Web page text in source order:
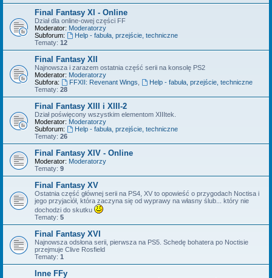
Final Fantasy XI - Online
Dział dla online-owej części FF
Moderator: Moderatorzy
Subforum:
Help - fabuła, przejście, techniczne
Tematy: 12
Final Fantasy XII
Najnowsza i zarazem ostatnia część serii na konsolę PS2
Moderator: Moderatorzy
Subfora:
FFXII: Revenant Wings
Help - fabuła, przejście, techniczne
Tematy: 28
Final Fantasy XIII i XIII-2
Dział poświęcony wszystkim elementom XIIItek.
Moderator: Moderatorzy
Subforum:
Help - fabuła, przejście, techniczne
Tematy: 26
Final Fantasy XIV - Online
Moderator: Moderatorzy
Tematy: 9
Final Fantasy XV
Ostatnia część głównej serii na PS4, XV to opowieść o przygodach Noctisa i
jego przyjaciół, która zaczyna się od wyprawy na własny ślub... który nie
dochodzi do skutku
Tematy: 5
Final Fantasy XVI
Najnowsza odsłona serii, pierwsza na PS5. Schedę bohatera po Noctisie
przejmuje Clive Rosfield
Tematy: 1
Inne FFy